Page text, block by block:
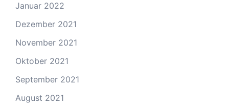
Januar 2022
Dezember 2021
November 2021
Oktober 2021
September 2021
August 2021